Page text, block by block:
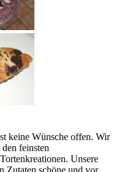
keine Wünsche offen. Wir
feinsten
Unsere
Zutaten schöne und vor